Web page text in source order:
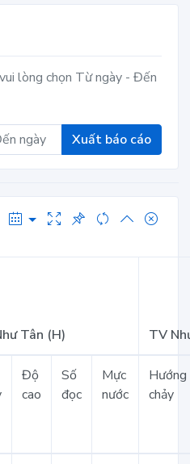
lòng chọn Từ ngày - Đến
Xuất báo cáo
Tân (H) TV
Độ
cao
Số
đọc
Mực
nước
Hướng
chảy